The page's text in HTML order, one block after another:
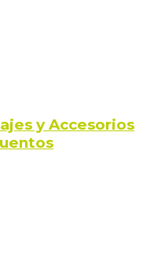
y Accesorios